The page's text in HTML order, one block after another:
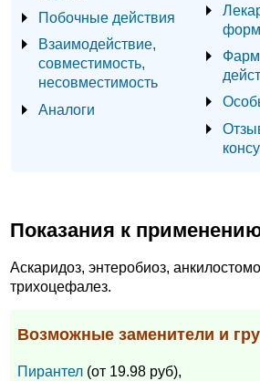
Побочные действия
Взаимодействие,
совместимость,
несовместимость
Аналоги
Показания к
Аскаридоз, энтеробиоз,
трихоцефалез.
Возможные заменители и
Пирантел (от 19.98 руб),